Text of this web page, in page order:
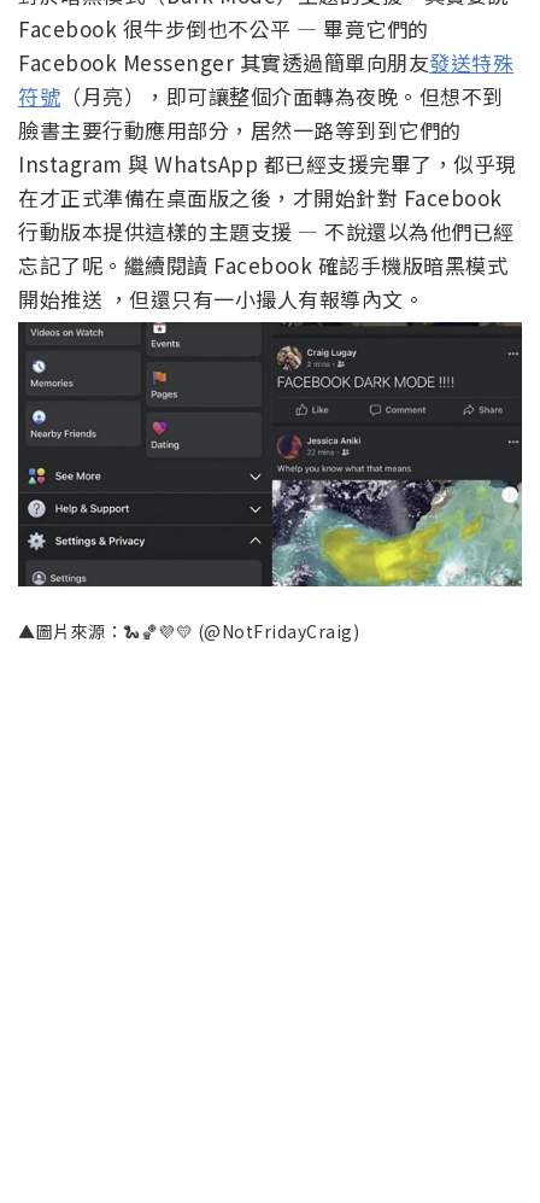
Facebook 很牛步倒也不公平 — 畢竟它們的
Facebook Messenger 其實透過簡單向朋友發送特殊
符號 （月亮），即可讓整個介面轉為夜晚。但想不到
臉書主要行動應用部分，居然一路等到到它們的
Instagram 與 WhatsApp 都已經支援完畢了，似乎現
在才正式準備在桌面版之後，才開始針對 Facebook
行動版本提供這樣的主題支援 — 不說還以為他們已經
忘記了呢。繼續閱讀 Facebook 確認手機版暗黑模式
開始推送 ，但還只有一小撮人有報導內文。
▲圖片來源：🐍🏀💜💛 (@NotFridayCraig)